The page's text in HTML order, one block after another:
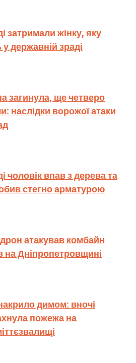
затримали жінку, яку
державній зраді
загинула, ще четверо
наслідки ворожої атаки
чоловік впав з дерева та
стегно арматурою
атакував комбайн
на Дніпропетровщині
димом: вночі
пожежа на